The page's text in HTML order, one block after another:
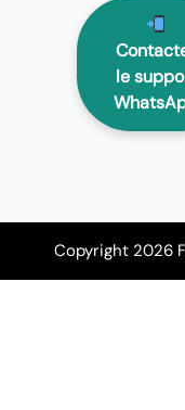
le
Copyright 2026